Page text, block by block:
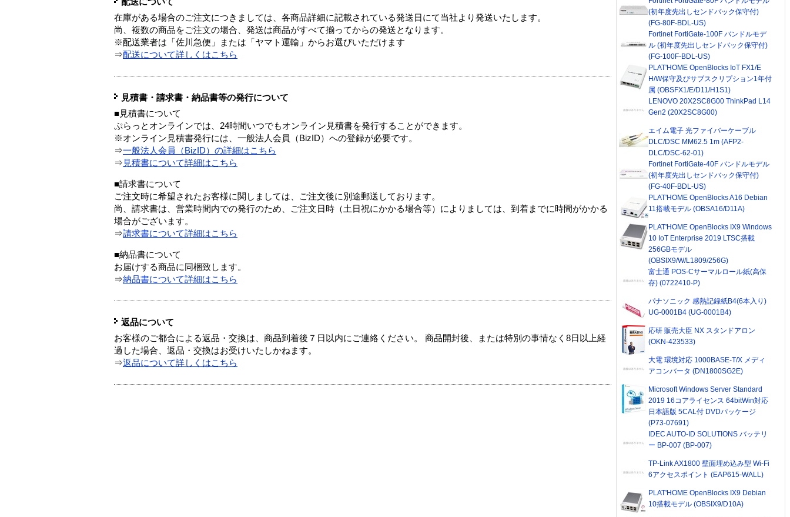
配送について
在庫がある場合のご注文につきましては、各商品詳細に記載されている発送日にて当社より発送いたします。
尚、複数の商品をご注文の場合、発送は商品がすべて揃ってからの発送となります。
※配送業者は「佐川急便」または「ヤマト運輸」からお選びいただけます
⇒配送について詳しくはこちら
見積書・請求書・納品書等の発行について
■見積書について
ぷらっとオンラインでは、24時間いつでもオンライン見積書を発行することができます。
※オンライン見積書発行には、一般法人会員（BizID）への登録が必要です。
⇒一般法人会員（BizID）の詳細はこちら
⇒ 見積書について詳細はこちら
■請求書について
ご注文時に希望されたお客様に関しましては、ご注文後に別途郵送しております。
尚、請求書は、営業時間内での発行のため、ご注文日時（土日祝にかかる場合等）によりましては、到着までに時間がかかる
場合がございます。
⇒請求書について詳細はこちら
■納品書について
お届けする商品に同梱致します。
⇒納品書について詳細はこちら
返品について
お客様のご都合による返品・交換は、商品到着後７日以内にご連絡ください。 商品開封後、または特別の事情なく8日以上経
過した場合、返品・交換はお受けいたしかねます。
⇒返品について詳しくはこちら
(初年度先出しセンドバック保守付)
(FG-80F-BDL-US)
Fortinet FortiGate-100F バンドルモデ
ル (初年度先出しセンドバック保守付)
(FG-100F-BDL-US)
PLAT'HOME OpenBlocks IoT FX1/E
H/W保守及びサブスクリプション1年付
属 (OBSFX1/E/D11/H1S1)
LENOVO 20X2SC8G00 ThinkPad L14
Gen2 (20X2SC8G00)
エイム電子 光ファイバーケーブル
DLC/DSC MM62.5 1m (AFP2-
DLC/DSC-62-01)
Fortinet FortiGate-40F バンドルモデル
(初年度先出しセンドバック保守付)
(FG-40F-BDL-US)
PLAT'HOME OpenBlocks A16 Debian
11搭載モデル (OBSA16/D11A)
PLAT'HOME OpenBlocks IX9 Windows
10 IoT Enterprise 2019 LTSC搭載
256GBモデル
(OBSIX9/W/L1809/256G)
富士通 POS-Cサーマルロール紙(高保
存) (0722410-P)
パナソニック 感熱記録紙B4(6本入り)
UG-0001B4 (UG-0001B4)
応研 販売大臣 NX スタンドアロン
(OKN-423533)
大電 環境対応 1000BASE-T/X メディ
アコンバータ (DN1800SG2E)
Microsoft Windows Server Standard
2019 16コアライセンス 64bitWin対応
日本語版 5CAL付 DVDパッケージ
(P73-07691)
IDEC AUTO-ID SOLUTIONS バッテリ
ー BP-007 (BP-007)
TP-Link AX1800 壁面埋め込み型 Wi-Fi
6アクセスポイント (EAP615-WALL)
PLAT'HOME OpenBlocks IX9 Debian
10搭載モデル (OBSIX9/D10A)